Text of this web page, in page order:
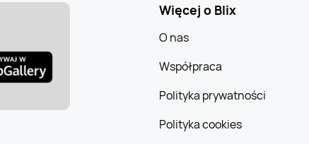
Więcej o Blix
O nas
Współpraca
Polityka prywatności
Polityka cookies